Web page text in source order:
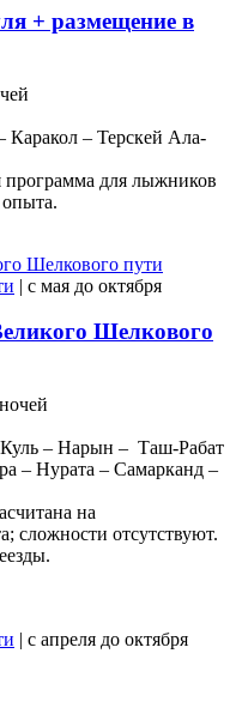
+ размещение в
– Терскей Ала-
программа для лыжников
| c мая до октября
Шелкового
– Нарын – Таш-Рабат
– Нурата – Самарканд –
на
сложности отсутствуют.
| c апреля до октября